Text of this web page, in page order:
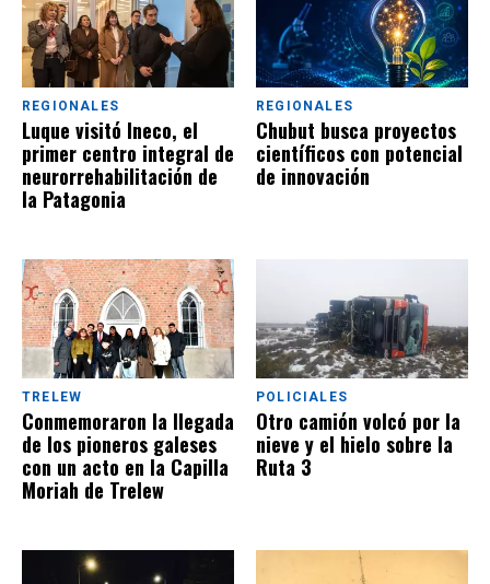
REGIONALES
Luque visitó Ineco, el
primer centro integral de
neurorrehabilitación de
la Patagonia
REGIONALES
Chubut busca proyectos
científicos con potencial
de innovación
TRELEW
Conmemoraron la llegada
de los pioneros galeses
con un acto en la Capilla
Moriah de Trelew
POLICIALES
Otro camión volcó por la
nieve y el hielo sobre la
Ruta 3